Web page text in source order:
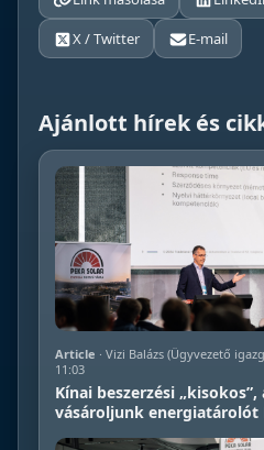
X / Twitter
E-mail
Ajánlott hírek és
Article · Vizi Balázs (Ügyvezető
11:03
Kínai beszerzési
vásároljunk energiatárolót